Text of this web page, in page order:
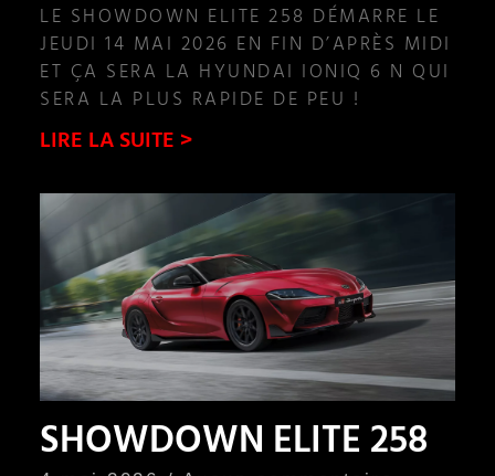
LE SHOWDOWN ELITE 258 DÉMARRE LE
JEUDI 14 MAI 2026 EN FIN D’APRÈS MIDI
ET ÇA SERA LA HYUNDAI IONIQ 6 N QUI
SERA LA PLUS RAPIDE DE PEU !
LIRE LA SUITE >
SHOWDOWN ELITE 258